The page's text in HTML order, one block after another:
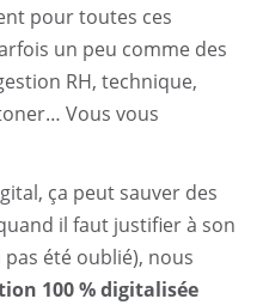
pour toutes ces
un peu comme des
RH, technique,
Vous vous
ça peut sauver des
il faut justifier à son
pas été oublié), nous
100 % digitalisée